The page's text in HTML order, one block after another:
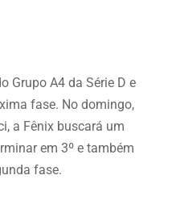
Grupo A4 da Série D e
fase. No domingo,
a Fênix buscará um
em 3º e também
fase.